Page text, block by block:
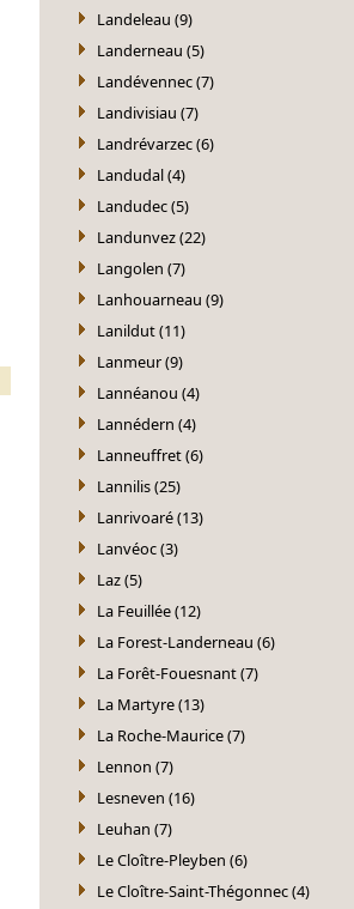
Landeleau (9)
Landerneau (5)
Landévennec (7)
Landivisiau (7)
Landrévarzec (6)
Landudal (4)
Landudec (5)
Landunvez (22)
Langolen (7)
Lanhouarneau (9)
Lanildut (11)
Lanmeur (9)
Lannéanou (4)
Lannédern (4)
Lanneuffret (6)
Lannilis (25)
Lanrivoaré (13)
Lanvéoc (3)
Laz (5)
La Feuillée (12)
La Forest-Landerneau (6)
La Forêt-Fouesnant (7)
La Martyre (13)
La Roche-Maurice (7)
Lennon (7)
Lesneven (16)
Leuhan (7)
Le Cloître-Pleyben (6)
Le Cloître-Saint-Thégonnec (4)